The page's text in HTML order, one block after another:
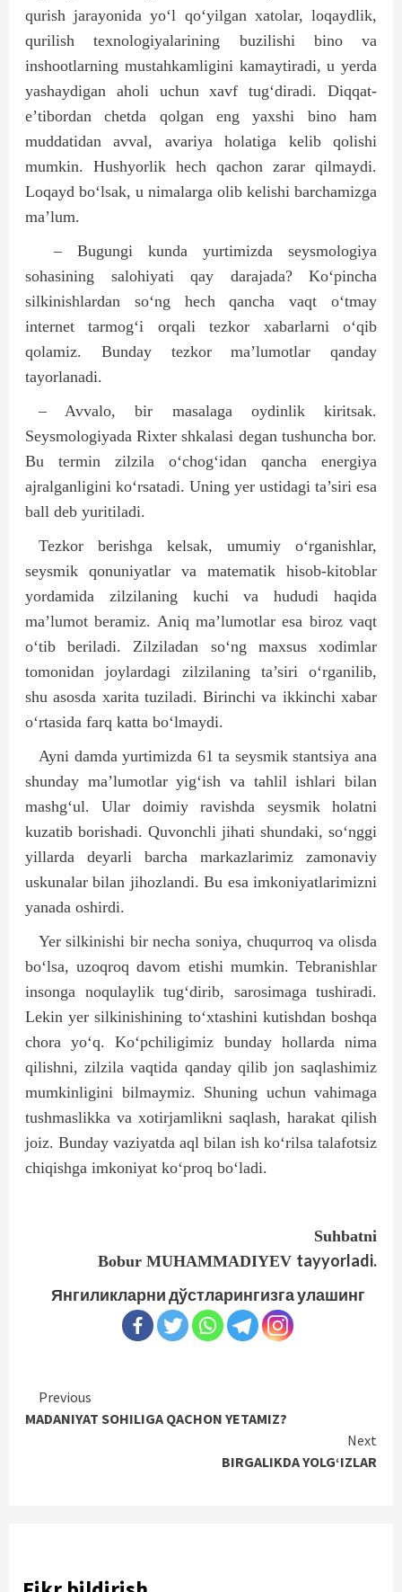
qurish jarayonida yo‘l qo‘yilgan xatolar, loqaydlik,
qurilish texnologiyalarining buzilishi bino va
inshootlarning mustahkamligini kamaytiradi, u yerda
yashaydigan aholi uchun xavf tug‘diradi. Diqqat-
e’tibordan chetda qolgan eng yaxshi bino ham
muddatidan avval, avariya holatiga kelib qolishi
mumkin. Hushyorlik hech qachon zarar qilmaydi.
Loqayd bo‘lsak, u nimalarga olib kelishi barchamizga
ma’lum.
– Bugungi kunda yurtimizda seysmologiya
sohasining salohiyati qay darajada? Ko‘pincha
silkinishlardan so‘ng hech qancha vaqt o‘tmay
internet tarmog‘i orqali tezkor xabarlarni o‘qib
qolamiz. Bunday tezkor ma’lumotlar qanday
tayorlanadi.
– Avvalo, bir masalaga oydinlik kiritsak.
Seysmologiyada Rixter shkalasi degan tushuncha bor.
Bu termin zilzila o‘chog‘idan qancha energiya
ajralganligini ko‘rsatadi. Uning yer ustidagi ta’siri esa
ball deb yuritiladi.
Tezkor berishga kelsak, umumiy o‘rganishlar,
seysmik qonuniyatlar va matematik hisob-kitoblar
yordamida zilzilaning kuchi va hududi haqida
ma’lumot beramiz. Aniq ma’lumotlar esa biroz vaqt
o‘tib beriladi. Zilziladan so‘ng maxsus xodimlar
tomonidan joylardagi zilzilaning ta’siri o‘rganilib,
shu asosda xarita tuziladi. Birinchi va ikkinchi xabar
o‘rtasida farq katta bo‘lmaydi.
Ayni damda yurtimizda 61 ta seysmik stantsiya ana
shunday ma’lumotlar yig‘ish va tahlil ishlari bilan
mashg‘ul. Ular doimiy ravishda seysmik holatni
kuzatib borishadi. Quvonchli jihati shundaki, so‘nggi
yillarda deyarli barcha markazlarimiz zamonaviy
uskunalar bilan jihozlandi. Bu esa imkoniyatlarimizni
yanada oshirdi.
Yer silkinishi bir necha soniya, chuqurroq va olisda
bo‘lsa, uzoqroq davom etishi mumkin. Tebranishlar
insonga noqulaylik tug‘dirib, sarosimaga tushiradi.
Lekin yer silkinishining to‘xtashini kutishdan boshqa
chora yo‘q. Ko‘pchiligimiz bunday hollarda nima
qilishni, zilzila vaqtida qanday qilib jon saqlashimiz
mumkinligini bilmaymiz. Shuning uchun vahimaga
tushmaslikka va xotirjamlikni saqlash, harakat qilish
joiz. Bunday vaziyatda aql bilan ish ko‘rilsa talafotsiz
chiqishga imkoniyat ko‘proq bo‘ladi.
Suhbatni
Bobur MUHAMMADIYEV tayyorladi.
Янгиликларни дўстларингизга улашинг
Continue
Reading
Previous
MADANIYAT SOHILIGA QACHON YETAMIZ?
Next
BIRGALIKDA YOLG‘IZLAR